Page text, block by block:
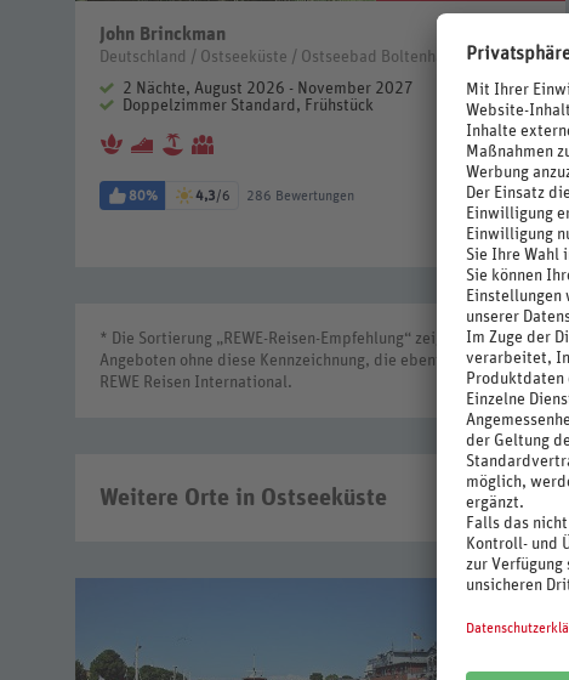
John Brinckman
Deutschland / Ostseeküste / Ostseebad Boltenhagen
2 Nächte, August 2026 - November 2027
Doppelzimmer Standard, Frühstück
80% 4,3/6 286 Bewertungen
* Die Sortierung „REWE-Reisen-Empfehlung“ zeigt zuerst
Angeboten ohne diese Kennzeichnung, die ebenfalls absteigend
REWE Reisen International.
Weitere Orte in Ostseeküste